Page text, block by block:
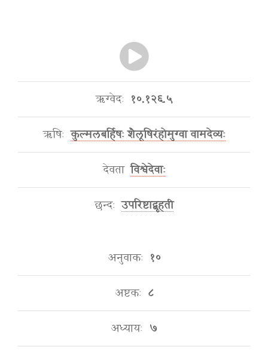
ऋग्वेदः १०.१२६.५
ऋषिः कुल्मलबर्हिषः शैलूषिरंहोमुग्वा वामदेव्यः
देवता विश्वेदेवाः
छन्दः उपरिष्टाद्बृहती
अनुवाकः १०
अष्टकः ८
अध्यायः ७